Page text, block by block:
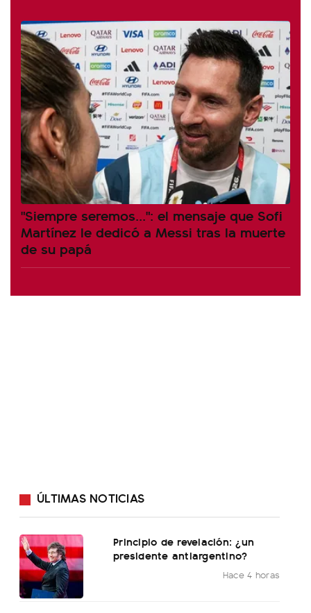
"Siempre seremos...": el mensaje que Sofi
Martínez le dedicó a Messi tras la muerte
de su papá
ÚLTIMAS NOTICIAS
Principio de revelación: ¿un
presidente antiargentino?
Hace 4 horas